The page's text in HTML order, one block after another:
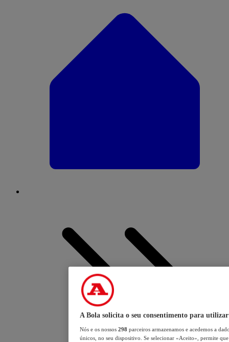
A Bola solicita o seu consentimento para utilizar
Nós e os nossos 298 parceiros armazenamos e acedemos a
únicos, no seu dispositivo. Se selecionar «Aceito», permite